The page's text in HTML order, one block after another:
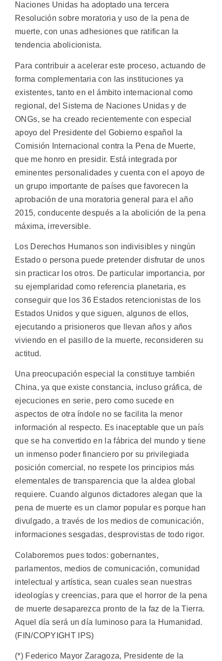
Naciones Unidas ha adoptado una tercera
Resolución sobre moratoria y uso de la pena de
muerte, con unas adhesiones que ratifican la
tendencia abolicionista.
Para contribuir a acelerar este proceso, actuando de
forma complementaria con las instituciones ya
existentes, tanto en el ámbito internacional como
regional, del Sistema de Naciones Unidas y de
ONGs, se ha creado recientemente con especial
apoyo del Presidente del Gobierno español la
Comisión Internacional contra la Pena de Muerte,
que me honro en presidir. Está integrada por
eminentes personalidades y cuenta con el apoyo de
un grupo importante de países que favorecen la
aprobación de una moratoria general para el año
2015, conducente después a la abolición de la pena
máxima, irreversible.
Los Derechos Humanos son indivisibles y ningún
Estado o persona puede pretender disfrutar de unos
sin practicar los otros. De particular importancia, por
su ejemplaridad como referencia planetaria, es
conseguir que los 36 Estados retencionistas de los
Estados Unidos y que siguen, algunos de ellos,
ejecutando a prisioneros que llevan años y años
viviendo en el pasillo de la muerte, reconsideren su
actitud.
Una preocupación especial la constituye también
China, ya que existe constancia, incluso gráfica, de
ejecuciones en serie, pero ­como sucede en
aspectos de otra índole no se facilita la menor
información al respecto. Es inaceptable que un país
que se ha convertido en la fábrica del mundo y tiene
un inmenso poder financiero por su privilegiada
posición comercial, no respete los principios más
elementales de transparencia que la aldea global
requiere. Cuando algunos dictadores alegan que la
pena de muerte es un clamor popular es porque han
divulgado, a través de los medios de comunicación,
informaciones sesgadas, desprovistas de todo rigor.
Colaboremos pues todos: ­gobernantes,
parlamentos, medios de comunicación, comunidad
intelectual y artística, sean cuales sean nuestras
ideologías y creencias, para que el horror de la pena
de muerte desaparezca pronto de la faz de la Tierra.
Aquel día será un día luminoso para la Humanidad.
(FIN/COPYIGHT IPS)
(*) Federico Mayor Zaragoza, Presidente de la